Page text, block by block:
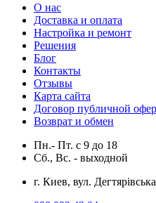
О нас
Доставка и оплата
Настройка и ремонт
Решения
Блог
Контакты
Отзывы
Карта сайта
Договор публичной
Возврат и обмен
Пн.- Пт. с 9 до 18
Сб., Вс. - выходной
г. Киев, вул.